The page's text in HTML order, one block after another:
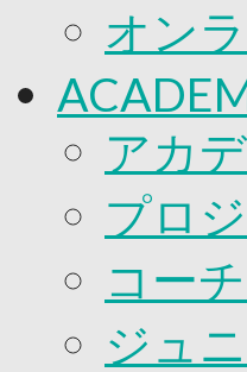
オン
アカ
プロ
コー
ジュ